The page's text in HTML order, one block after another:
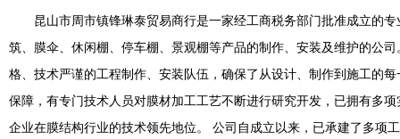
昆山市周市镇锋琳泰贸易商行是一家经工商税务部门批准成立的专
筑、膜伞、休闲棚、停车棚、景观棚等产品的制作、安装及维护的公
格、技术严谨的工程制作、安装队伍，确保了从设计、制作到施工的
保障，有专门技术人员对膜材加工工艺不断进行研究开发，已拥有多
企业在膜结构行业的技术领先地位。 公司自成立以来，已承建了多项